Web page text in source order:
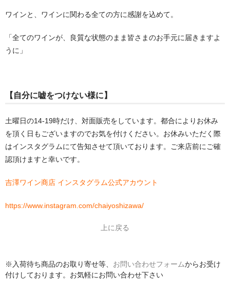
ワインと、ワインに関わる全ての方に感謝を込めて。
「全てのワインが、良質な状態のまま皆さまのお手元に届きますよ
うに」
【自分に嘘をつけない様に】
土曜日の14-19時だけ、対面販売をしています。都合によりお休み
を頂く日もございますのでお気を付けください。お休みいただく際
はインスタグラムにて告知させて頂いております。ご来店前にご確
認頂けますと幸いです。
吉澤ワイン商店 インスタグラム公式アカウント
https://www.instagram.com/chaiyoshizawa/
上に戻る
※入荷待ち商品のお取り寄せ等、 お問い合わせフォームからお受け
付けしております。お気軽にお問い合わせ下さい